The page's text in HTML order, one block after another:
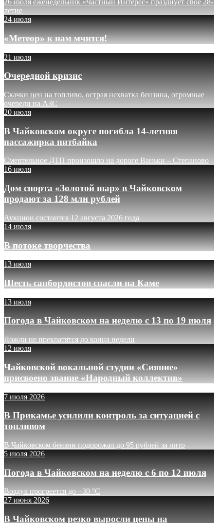
26 июля еженедельник «Частный Интерес» празднует своё 28-
летие
24 июля
«Метеор» к нам мчится!
21 июля
Очередной кризис
Скачки цен на топливо, острая нехватка бензина, огромные
очереди на АЗС
20 июля
В Чайковском округе погибла 14-летняя
пассажирка питбайка
Смертельное ДТП произошло на дороге Ваньки – Степаново
16 июля
Дом спорта «Золотой шар» в Чайковском
продают за 128 млн рублей
Аукцион состоится 12 августа 2026 года
14 июля
В потоке творчества
13 июля
Шесть сапбордистов спасли на Каме
13 июля
Погода в Чайковском на неделю с 13 по 19 июля
Дожди не прекратятся до конца недели
12 июля
Чайковской вокальной студии «Сияние»
присвоено звание «Народный коллектив»
7 июля 2026
В Прикамье усилили контроль за ситуацией с
топливом
В Чайковском бензин подорожал до 95 рублей за литр
5 июля 2026
Погода в Чайковском на неделю с 6 по 12 июля
Воздух прогреется до +30 °C
27 июня 2026
В Чайковском резко выросли цены на